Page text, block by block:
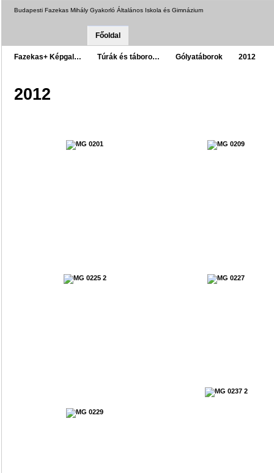
Budapesti Fazekas Mihály Gyakorló Általános Iskola és Gimnázium
Főoldal
Fazekas+ Képgal… Túrák és táboro… Gólyatáborok 2012
2012